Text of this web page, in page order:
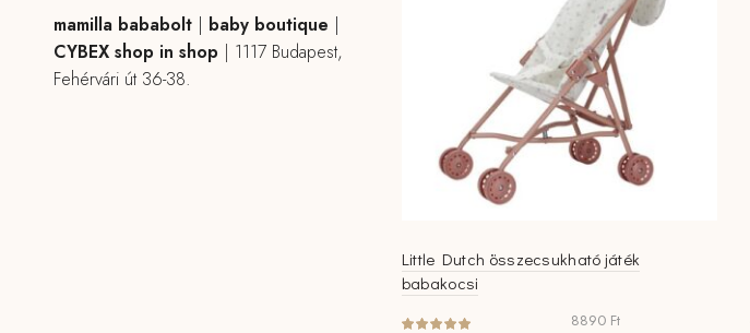
Little Dutch összecsukható játék
babakocsi
8890 Ft
mamilla bababolt| baby boutique |
CYBEX shop in shop | 1117 Budapest,
Fehérvári út 36-38.